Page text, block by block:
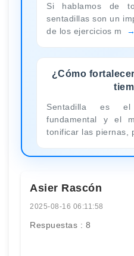
Si hablamos de
sentadillas son un
de los ejercicios m
¿Cómo
Sentadilla es el
fundamental y el
tonificar las piernas,
Asier Rascón
2025-08-16 06:11:58
Respuestas : 8